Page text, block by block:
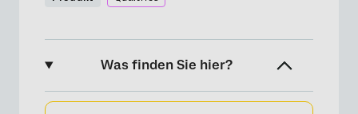
Was finden Sie hier?
Der Umfragenverlauf im Überblick